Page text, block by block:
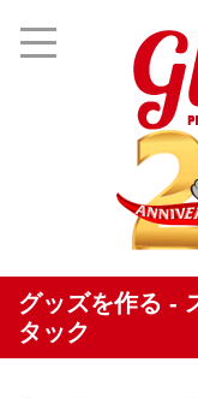
グッズを作る -
タック